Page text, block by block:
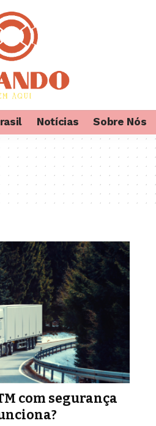
Notícias Sobre Nós
com segurança